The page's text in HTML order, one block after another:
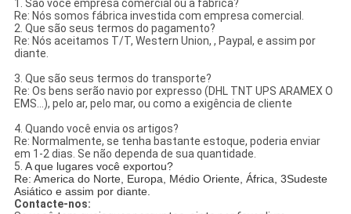
1. São você empresa comercial ou a fábrica?
Re: Nós somos fábrica investida com empresa comercial.
2. Que são seus termos do pagamento?
Re: Nós aceitamos T/T, Western Union, , Paypal, e assim por
diante.
3. Que são seus termos do transporte?
Re: Os bens serão navio por expresso (DHL TNT UPS ARAMEX O
EMS…), pelo ar, pelo mar, ou como a exigência de cliente
4. Quando você envia os artigos?
Re: Normalmente, se tenha bastante estoque, poderia enviar
em 1-2 dias. Se não dependa de sua quantidade.
5. A que lugares você exportou?
Re: America do Norte, Europa, Médio Oriente, África, 3Sudeste
Asiático e assim por diante.
Contacte-nos: